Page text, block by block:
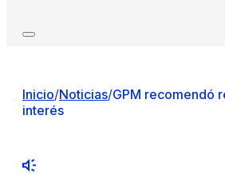
Inicio/Noticias/GPM recomendó
interés